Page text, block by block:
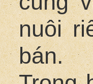
nuôi
bán.